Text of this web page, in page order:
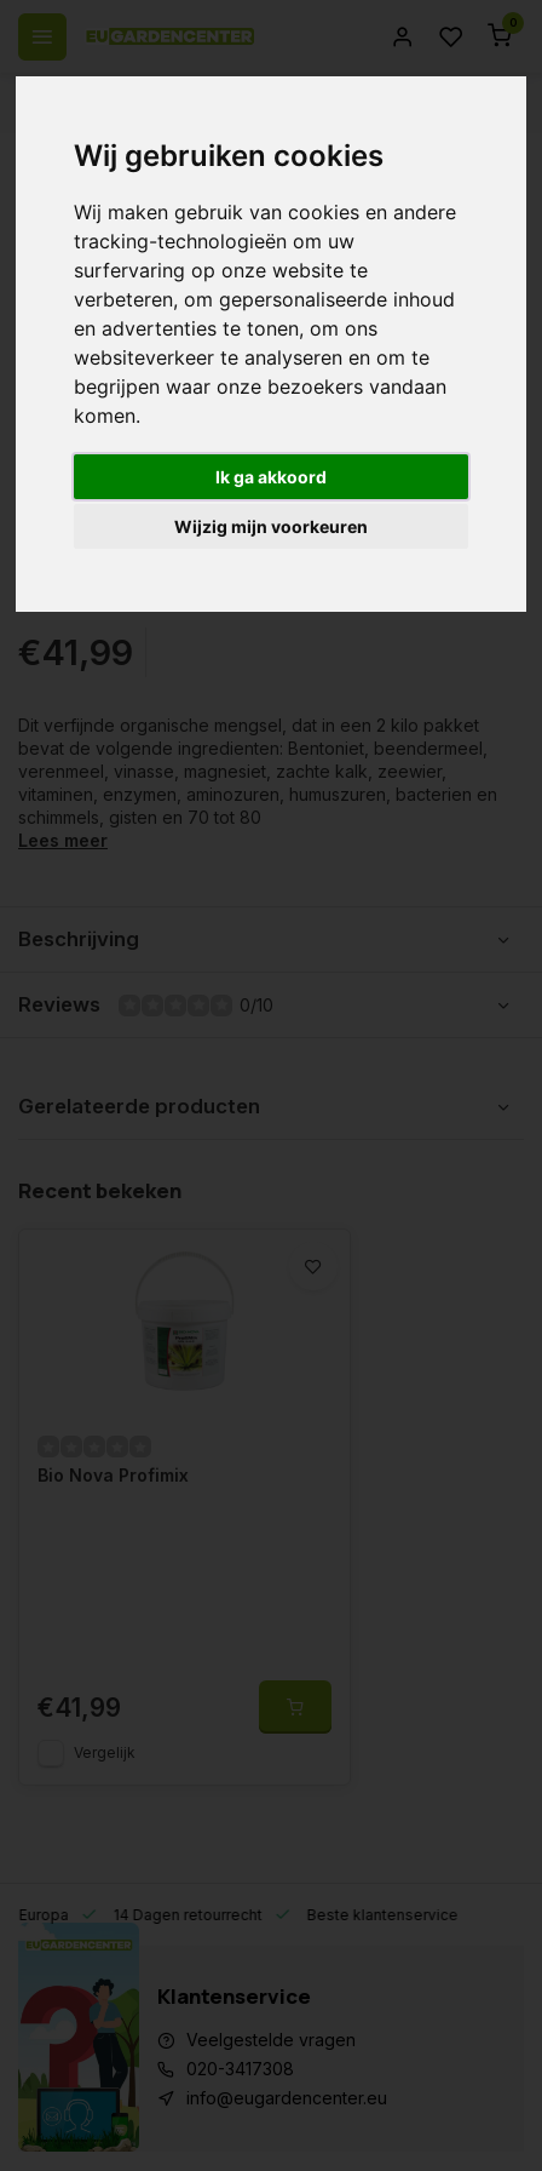
Wij gebruiken cookies
Wij maken gebruik van cookies en andere
tracking-technologieën om uw
surfervaring op onze website te
verbeteren, om gepersonaliseerde inhoud
en advertenties te tonen, om ons
websiteverkeer te analyseren en om te
begrijpen waar onze bezoekers vandaan
komen.
Ik ga akkoord
Wijzig mijn voorkeuren
0
Terug
Bio Nova Profimix 2kg
0/10 (0 Reviews) Vergelijk
€41,99
Dit verfijnde organische mengsel, dat in een 2 kilo pakket
bevat de volgende ingredienten: Bentoniet, beendermeel,
verenmeel, vinasse, magnesiet, zachte kalk, zeewier,
vitaminen, enzymen, aminozuren, humuszuren, bacterien en
schimmels, gisten en 70 tot 80
Lees meer
Beschrijving
Reviews 0/10
Gerelateerde producten
Recent bekeken
Bio Nova Profimix
€41,99
Vergelijk
Europa 14 Dagen retourrecht Beste klantenservice
Klantenservice
Veelgestelde vragen
020-3417308
info@eugardencenter.eu